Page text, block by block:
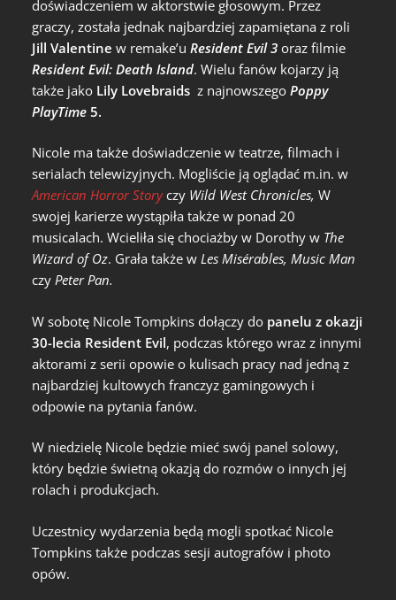
doświadczeniem w aktorstwie głosowym. Przez
graczy, została jednak najbardziej zapamiętana z roli
Jill Valentine w remake’u Resident Evil 3 oraz filmie
Resident Evil: Death Island. Wielu fanów kojarzy ją
także jako Lily Lovebraids z najnowszego Poppy
PlayTime 5.
Nicole ma także doświadczenie w teatrze, filmach i
serialach telewizyjnych. Mogliście ją oglądać m.in. w
American Horror Storyczy Wild West Chronicles, W
swojej karierze wystąpiła także w ponad 20
musicalach. Wcieliła się chociażby w Dorothy w The
Wizard of Oz. Grała także w Les Misérables, Music Man
czy Peter Pan.
W sobotę Nicole Tompkins dołączy do panelu z okazji
30-lecia Resident Evil, podczas którego wraz z innymi
aktorami z serii opowie o kulisach pracy nad jedną z
najbardziej kultowych franczyz gamingowych i
odpowie na pytania fanów.
W niedzielę Nicole będzie mieć swój panel solowy,
który będzie świetną okazją do rozmów o innych jej
rolach i produkcjach.
Uczestnicy wydarzenia będą mogli spotkać Nicole
Tompkins także podczas sesji autografów i photo
opów.